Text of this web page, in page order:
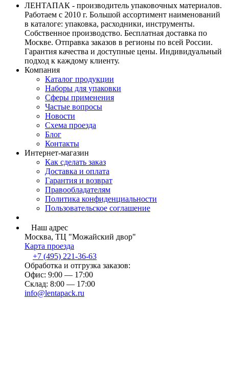
ЛЕНТАПАК - производитель упаковочных материалов.
Работаем с 2010 г. Большой ассортимент наименований
в каталоге: упаковка, расходники, инструменты.
Собственное производство. Бесплатная доставка по
Москве. Отправка заказов в регионы по всей России.
Гарантия качества и доступные цены. Индивидуальный
подход к каждому клиенту.
Компания
Каталог продукции
Наборы для упаковки
Сферы применения
Частые вопросы
Новости
Схема проезда
Блог
Контакты
Интернет-магазин
Как сделать заказ
Доставка и оплата
Гарантия и возврат
Правообладателям
Политика конфиденциальности
Пользовательское соглашение
Наш адрес
Москва, ТЦ "Можайский двор"
Карта проезда
+7 (495) 221-36-63
Обработка и отгрузка заказов:
Офис: 9:00 — 17:00
Склад: 8:00 — 17:00
info@lentapack.ru